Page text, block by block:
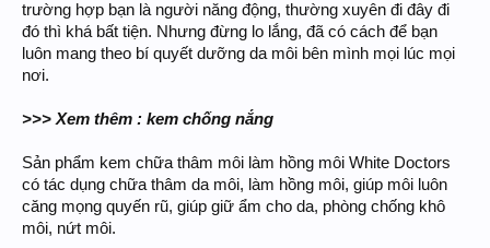
trường hợp bạn là người năng động, thường xuyên đi đây đi
đó thì khá bất tiện. Nhưng đừng lo lắng, đã có cách để bạn
luôn mang theo bí quyết dưỡng da môi bên mình mọi lúc mọi
nơi.
>>> Xem thêm : kem chống nắng
Sản phẩm kem chữa thâm môi làm hồng môi White Doctors
có tác dụng chữa thâm da môi, làm hồng môi, giúp môi luôn
căng mọng quyến rũ, giúp giữ ẩm cho da, phòng chống khô
môi, nứt môi.